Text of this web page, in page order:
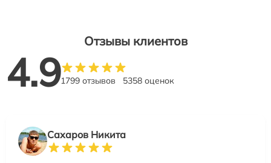
Отзывы клиентов
4.91799 отзывов 5358 оценок
Сахаров Никита